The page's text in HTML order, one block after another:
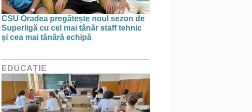
CSU Oradea pregătește noul sezon de
Superligă cu cel mai tânăr staff tehnic
și cea mai tânără echipă
EDUCAȚIE